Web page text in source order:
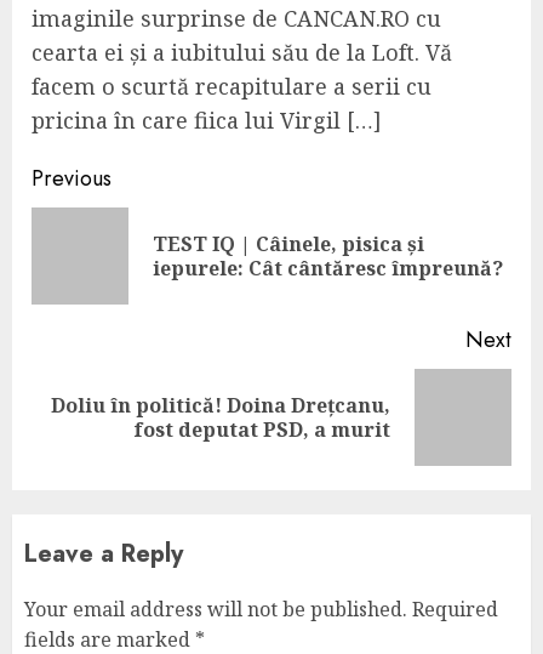
imaginile surprinse de CANCAN.RO cu
cearta ei și a iubitului său de la Loft. Vă
facem o scurtă recapitulare a serii cu
pricina în care fiica lui Virgil […]
Continue
Reading
Previous
TEST IQ | Câinele, pisica și
iepurele: Cât cântăresc împreună?
Next
Next
Doliu în politică! Doina Drețcanu,
fost deputat PSD, a murit
Leave a Reply
Your email address will not be published. Required
fields are marked *